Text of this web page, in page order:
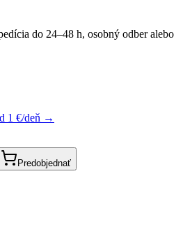
do 24–48 h, osobný odber alebo
1 €/deň →
Predobjednať